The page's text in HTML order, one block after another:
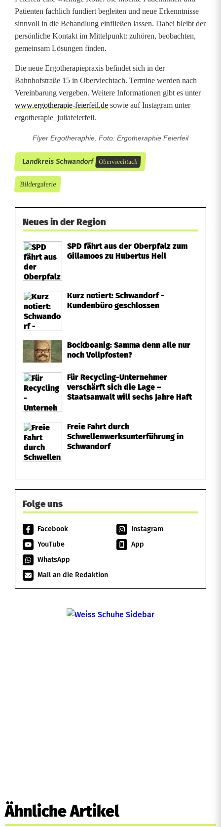
i
n
O
e
r
v
e
c
h
t
Patienten fachlich fundiert begleiten und neue Erkenntnisse
sinnvoll in die Behandlung einfließen lassen. Dabei bleibt der
persönliche Kontakt im Mittelpunkt: zuhören, beobachten,
gemeinsam Lösungen finden.
Die neue Ergotherapiepraxis befindet sich in der
Bahnhofstraße 15 in Oberviechtach. Termine werden nach
Vereinbarung vergeben. Weitere Informationen gibt es unter
www.ergotherapie-feierfeil.de sowie auf Instagram unter
ergotherapie_juliafeierfeil.
Flyer Ergotheraphie. Foto: Ergotheraphie Feierfeil
Landkreis Schwandorf Oberviechtach
Bildergalerie
Neues in der Region
SPD fährt aus der Oberpfalz zum
Gillamoos zu Hubertus Heil
Kurz notiert: Schwandorf -
Kundenbüro geschlossen
Bockboanig: Samma denn alle nur
noch Vollpfosten?
Für Recycling-Unternehmer
verschärft sich die Lage –
Staatsanwalt will sechs Jahre Haft
Freie Fahrt durch
Schwellenwerksunterführung in
Schwandorf
Folge uns
Facebook
Instagram
YouTube
App
WhatsApp
Mail an die Redaktion
Ähnliche Artikel